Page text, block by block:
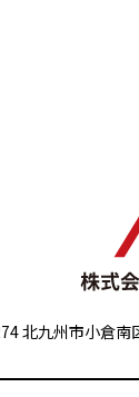
北九州市小倉